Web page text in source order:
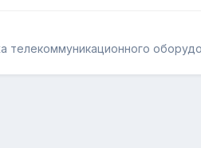
телекоммуникационного